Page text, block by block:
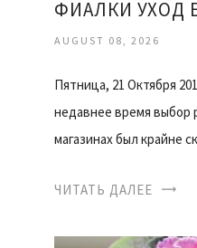
ФИАЛКИ УХОД
AUGUST 08, 2026
Пятница, 21 Октября
недавнее время выбор
магазинах был крайне
ЧИТАТЬ ДАЛЕЕ